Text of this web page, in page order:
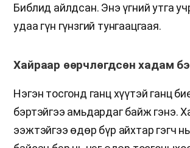
Библид айлдсан. Энэ үгний утга
удаа гүн гүнзгий тунгаацгаая.
Хайраар өөрчлөгдсөн хадам
Нэгэн тосгонд ганц хүүтэй ганц
бэртэйгээ амьдардаг байж гэнэ.
ээжтэйгээ өдөр бүр айхтар гэгч